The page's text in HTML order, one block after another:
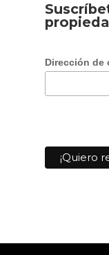
Dirección de